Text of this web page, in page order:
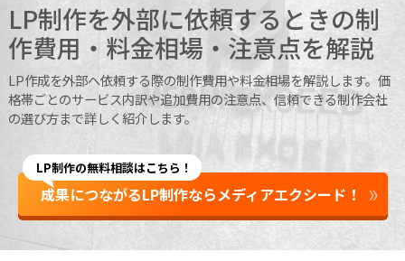
LP制作を外部に依頼するときの制
作費用・料金相場・注意点を解説
LP作成を外部へ依頼する際の制作費用や料金相場を解説します。価
格帯ごとのサービス内訳や追加費用の注意点、信頼できる制作会社
の選び方まで詳しく紹介します。
LP制作の無料相談はこちら！
成果につながるLP制作ならメディアエクシード！